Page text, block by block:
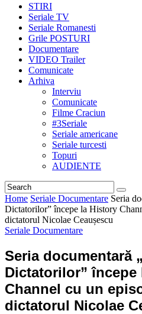
STIRI
Seriale TV
Seriale Romanesti
Grile POSTURI
Documentare
VIDEO Trailer
Comunicate
Arhiva
Interviu
Comunicate
Filme Craciun
#3Seriale
Seriale americane
Seriale turcesti
Topuri
AUDIENTE
Home Seriale Documentare Seria
Dictatorilor” începe la History
dictatorul Nicolae Ceaușescu
Seriale Documentare
Seria documentară
Dictatorilor” începe
Channel cu un
dictatorul Nicolae